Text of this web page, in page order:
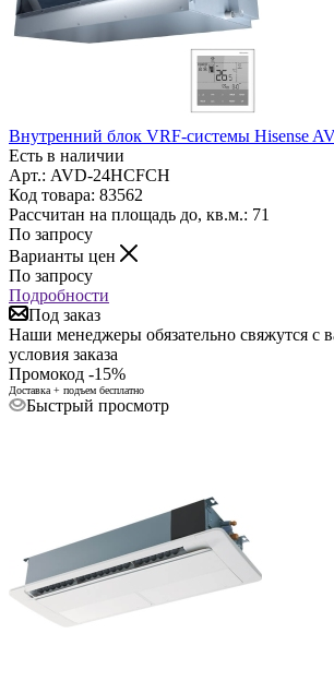
Внутренний блок VRF-системы Hisense
Есть в наличии
Арт.: AVD-24HCFCH
Код товара: 83562
Рассчитан на площадь до, кв.м.: 71
По запросу
Варианты цен
По запросу
Подробности
Под заказ
Наши менеджеры обязательно свяжутся с
условия заказа
Промокод -15%
Доставка + подъем бесплатно
Быстрый просмотр